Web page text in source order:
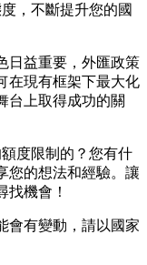
，不斷提升您的國
日益重要，外匯政策
在現有框架下最大化
台上取得成功的關
度限制的？您有什
您的想法和經驗。讓
找機會！
會有變動，請以國家